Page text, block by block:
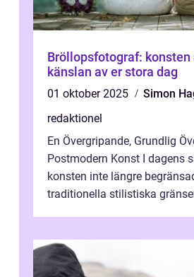
Bröllopsfotograf: konsten
känslan av er stora dag
01 oktober 2025
Simon
redaktionel
En Övergripande, Grundlig
Postmodern Konst I dagens
konsten inte längre
traditionella stilistiska